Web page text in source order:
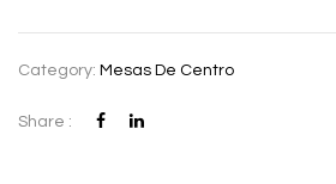
Category: Mesas De Centro
Share :